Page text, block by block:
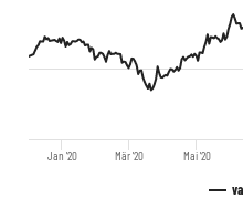
Jan '20 Mär '20 Mai '20